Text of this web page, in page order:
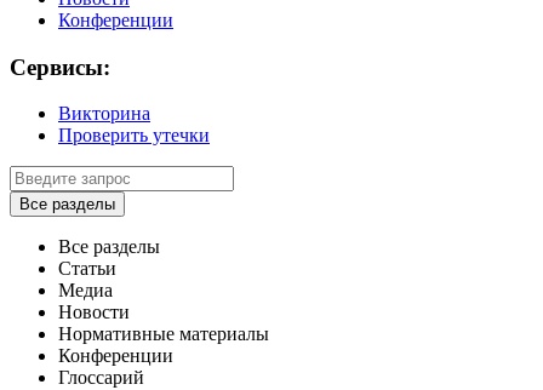
Конференции
Сервисы:
Викторина
Проверить утечки
Все разделы
Все разделы
Статьи
Медиа
Новости
Нормативные материалы
Конференции
Глоссарий